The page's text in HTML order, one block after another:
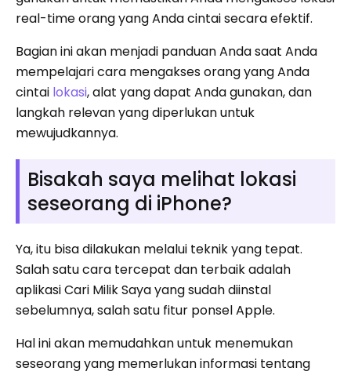
real-time orang yang Anda cintai secara efektif.
Bagian ini akan menjadi panduan Anda saat Anda
mempelajari cara mengakses orang yang Anda
cintai lokasi, alat yang dapat Anda gunakan, dan
langkah relevan yang diperlukan untuk
mewujudkannya.
Bisakah saya melihat lokasi
seseorang di iPhone?
Ya, itu bisa dilakukan melalui teknik yang tepat.
Salah satu cara tercepat dan terbaik adalah
aplikasi Cari Milik Saya yang sudah diinstal
sebelumnya, salah satu fitur ponsel Apple.
Hal ini akan memudahkan untuk menemukan
seseorang yang memerlukan informasi tentang